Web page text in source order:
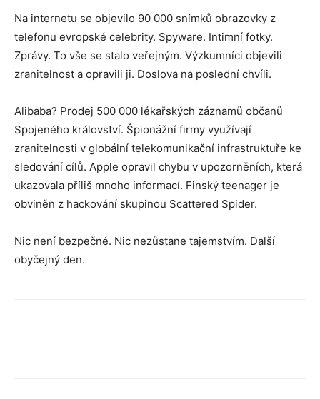
Na internetu se objevilo 90 000 snímků obrazovky z
telefonu evropské celebrity. Spyware. Intimní fotky.
Zprávy. To vše se stalo veřejným. Výzkumníci objevili
zranitelnost a opravili ji. Doslova na poslední chvíli.
Alibaba? Prodej 500 000 lékařských záznamů občanů
Spojeného království. Špionážní firmy využívají
zranitelnosti v globální telekomunikační infrastruktuře ke
sledování cílů. Apple opravil chybu v upozorněních, která
ukazovala příliš mnoho informací. Finský teenager je
obviněn z hackování skupinou Scattered Spider.
Nic není bezpečné. Nic nezůstane tajemstvím. Další
obyčejný den.